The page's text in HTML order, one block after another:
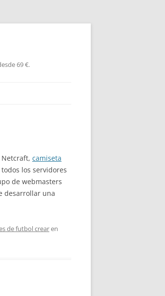
69 €.
camiseta
los servidores
de webmasters
desarrollar una
de futbol crearen